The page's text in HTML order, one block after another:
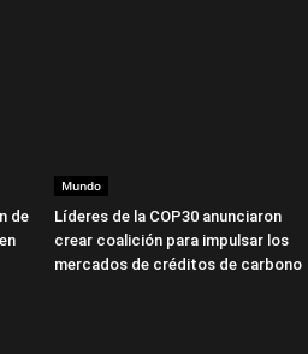
de
Mundo
Líderes de la COP30 anunciaron
crear coalición para impulsar los
mercados de créditos de carbono